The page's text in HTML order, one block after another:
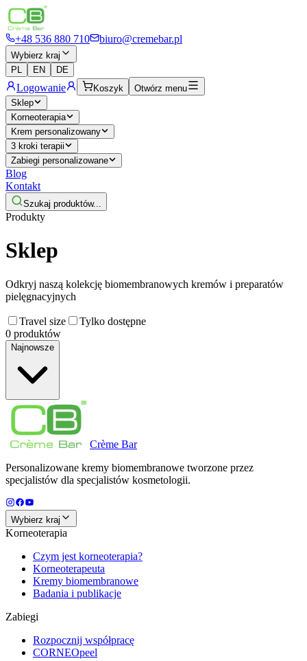
+48 536 880 710 biuro@cremebar.pl
Wybierz kraj
PL
EN DE
Logowanie Koszyk
Otwórz menu
Sklep
Korneoterapia
Krem personalizowany
3 kroki terapii
Zabiegi personalizowane
Blog
Kontakt
Szukaj produktów...
Produkty
Sklep
Odkryj naszą kolekcję biomembranowych kremów i preparatów
pielęgnacyjnych
Travel size
Tylko dostępne
0 produktów
Najnowsze
Crème Bar
Personalizowane kremy biomembranowe tworzone przez
specjalistów dla specjalistów kosmetologii.
Wybierz kraj
Korneoterapia
Czym jest korneoterapia?
Korneoterapeuta
Kremy biomembranowe
Badania i publikacje
Zabiegi
Rozpocznij współpracę
CORNEOpeel